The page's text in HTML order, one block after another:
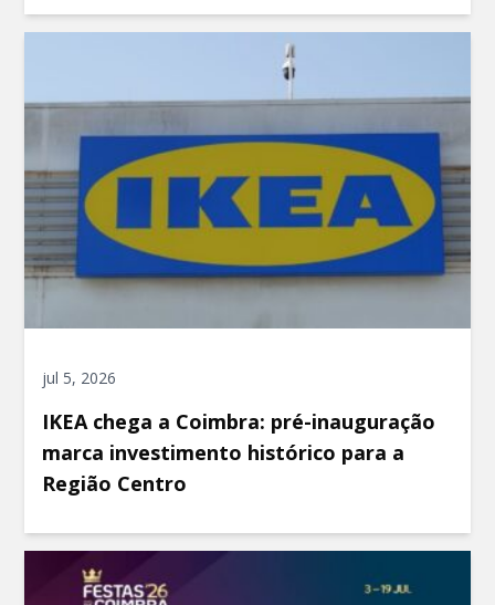
jul 5, 2026
IKEA chega a Coimbra: pré-inauguração
marca investimento histórico para a
Região Centro